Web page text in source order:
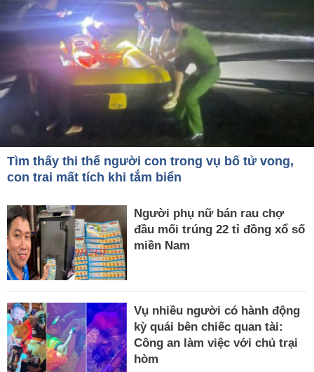
Tìm thấy thi thể người con trong vụ bố tử vong,
con trai mất tích khi tắm biển
Người phụ nữ bán rau chợ
đầu mối trúng 22 tỉ đồng xổ số
miền Nam
Vụ nhiều người có hành động
kỳ quái bên chiếc quan tài:
Công an làm việc với chủ trại
hòm